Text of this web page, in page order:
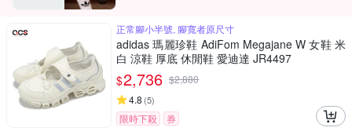
正常腳小半號, 腳寬者原尺寸
adidas 瑪麗珍鞋 AdiFom Megajane W 女鞋 米
白 涼鞋 厚底 休閒鞋 愛迪達 JR4497
$2,736 $2,880
4.8 (5)
限時下殺
券